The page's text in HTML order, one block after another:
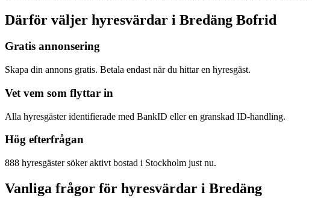
Därför väljer hyresvärdar i Bredäng Bofrid
Gratis annonsering
Skapa din annons gratis. Betala endast när du hittar en hyresgäst.
Vet vem som flyttar in
Alla hyresgäster identifierade med BankID eller en granskad ID-handling.
Hög efterfrågan
888 hyresgäster söker aktivt bostad i Stockholm just nu.
Vanliga frågor för hyresvärdar i Bredäng